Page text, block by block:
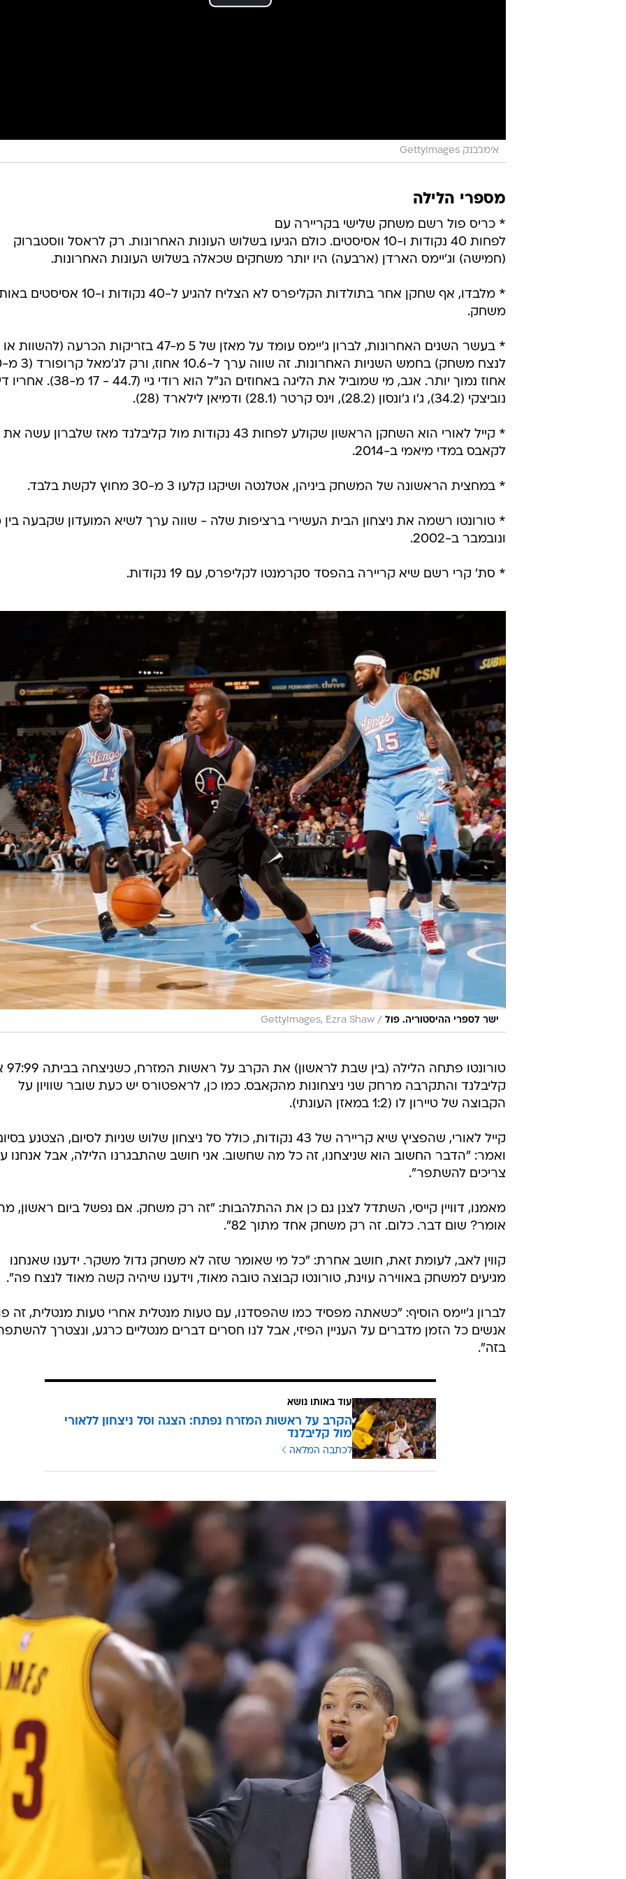
אימג'בנק GettyImages
מספרי הלילה
* כריס פול רשם משחק שלישי בקריירה עם
לפחות 40 נקודות ו-10 אסיסטים. כולם הגיעו בשלוש העונות האחרונות. רק לראסל ווסטברוק
(חמישה) וג'יימס הארדן (ארבעה) היו יותר משחקים שכאלה בשלוש העונות האחרונות.
* מלבדו, אף שחקן אחר בתולדות הקליפרס לא הצליח להגיע ל-40 נקודות ו-10
משחק.
* בעשר השנים האחרונות, לברון ג'יימס עומד על מאזן של 5 מ-47 בזריקות הכרעה (להשוות או
אחוז נמוך יותר. אגב, מי שמוביל את הליגה באחוזים הנ"ל הוא רודי גיי
נוביצקי (34.2), ג'ו ג'ונסון (28.2), וינס קרטר (28.1) ודמיאן לילארד (28).
* קייל לאורי הוא השחקן הראשון שקולע לפחות 43 נקודות מול קליבלנד מאז שלברון עשה
לקאבס במדי מיאמי ב-2014.
* במחצית הראשונה של המשחק ביניהן, אטלנטה ושיקגו קלעו 3 מ-30 מחוץ לקשת בלבד.
* טורונטו רשמה את ניצחון הבית העשירי ברציפות שלה - שווה ערך לשיא המועדון שקבעה
ונובמבר ב-2002.
* סת' קרי רשם שיא קריירה בהפסד סקרמנטו לקליפרס, עם 19 נקודות.
ישר לספרי ההיסטוריה. פול /
GettyImages, Ezra Shaw
טורונטו
קליבלנד והתקרבה מרחק שני ניצחונות מהקאבס. כמו כן, לראפטורס יש כעת שובר שוויון על
הקבוצה של טיירון לו (1:2 במאזן העונתי).
קייל לאורי, שהפציץ שיא קריירה של 43 נקודות, כולל סל ניצחון שלוש שניות לסיום, הצטנע
ואמר: "הדבר החשוב הוא שניצחנו, זה כל מה שחשוב. אני חושב שהתבגרנו הלילה, אבל אנחנו
צריכים להשתפר".
מאמנו, דוויין קייסי, השתדל לצנן גם כן את ההתלהבות: "זה רק משחק. אם נפשל ביום ראשון,
אומר? שום דבר. כלום. זה רק משחק אחד מתוך 82".
קווין לאב, לעומת זאת, חושב אחרת: "כל מי שאומר שזה לא משחק גדול משקר. ידענו שאנחנו
מגיעים למשחק באווירה עוינת, טורונטו קבוצה טובה מאוד, וידענו שיהיה קשה מאוד לנצח פה".
לברון ג'יימס הוסיף: "כשאתה מפסיד כמו שהפסדנו, עם טעות מנטלית אחרי טעות מנטלית, זה
אנשים כל הזמן מדברים על העניין הפיזי, אבל לנו חסרים דברים מנטליים כרגע, ונצטרך
בזה".
עוד באותו נושא
הקרב על ראשות המזרח נפתח: הצגה וסל ניצחון ללאורי
מול קליבלנד
לכתבה המלאה